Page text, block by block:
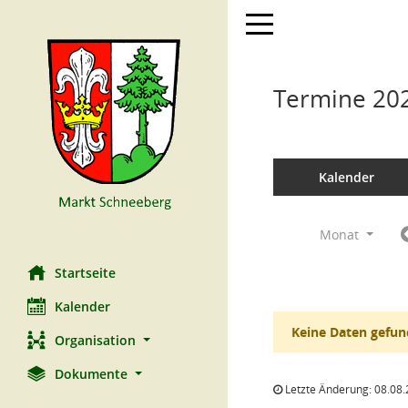
Startseite
Kalender
Organisation
Dokumente
Toggle navigation
Termine
Kalender
Monat
Keine Daten
Letzte Änderung: